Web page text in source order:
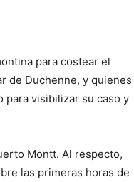
para costear el
de Duchenne, y quienes
para visibilizar su caso y
Montt. Al respecto,
las primeras horas de